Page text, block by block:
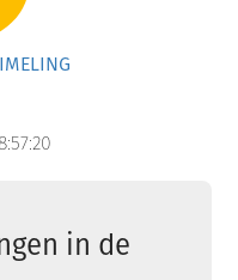
in de